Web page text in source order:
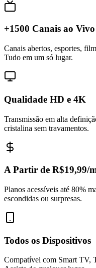
+1500 Canais ao Vivo
Canais abertos, esportes,
Tudo em um só lugar.
Qualidade HD e 4K
Transmissão em alta
cristalina sem travamentos.
A Partir de R$19,99/
Planos acessíveis até 80%
escondidas ou surpresas.
Todos os Dispositivos
Compatível com Smart TV,